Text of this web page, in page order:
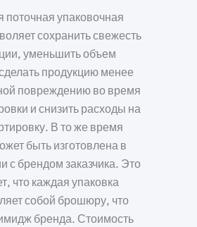
упаковочная
сохранить свежесть
уменьшить объем
продукцию менее
повреждению во время
и снизить расходы на
В то же время
быть изготовлена в
с брендом заказчика. Это
что каждая упаковка
собой брошюру, что
бренда. Стоимость